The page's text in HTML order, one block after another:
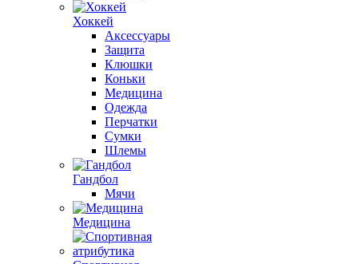
Хоккей
Аксессуары
Защита
Клюшки
Коньки
Медицина
Одежда
Перчатки
Сумки
Шлемы
Гандбол
Мячи
Медицина